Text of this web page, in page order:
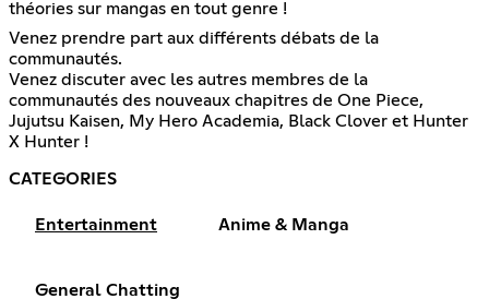
théories sur mangas en tout genre !
Venez prendre part aux différents débats de la
communautés.
Venez discuter avec les autres membres de la
communautés des nouveaux chapitres de One Piece,
Jujutsu Kaisen, My Hero Academia, Black Clover et Hunter
X Hunter !
CATEGORIES
Entertainment Anime & Manga
General Chatting